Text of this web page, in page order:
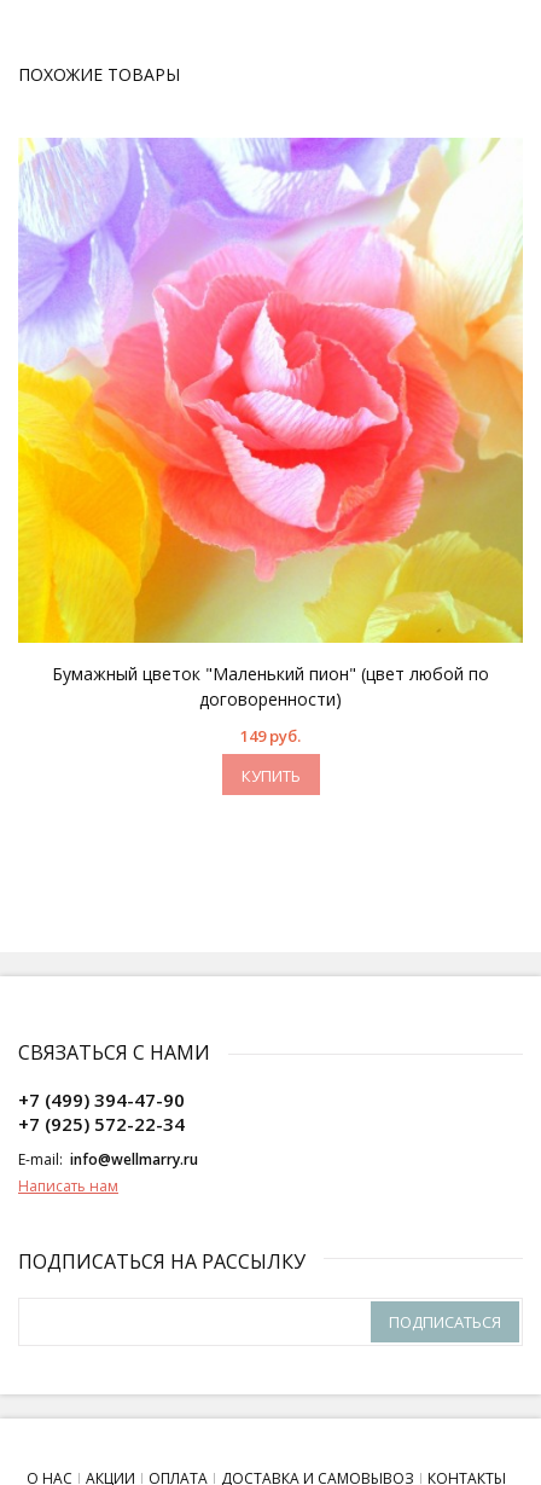
ПОХОЖИЕ ТОВАРЫ
Бумажный цветок "Маленький пион" (цвет любой по
договоренности)
149 руб.
КУПИТЬ
СВЯЗАТЬСЯ С НАМИ
+7 (499) 394-47-90
+7 (925) 572-22-34
E-mail: info@wellmarry.ru
Написать нам
ПОДПИСАТЬСЯ НА РАССЫЛКУ
ПОДПИСАТЬСЯ
О НАС АКЦИИ ОПЛАТА ДОСТАВКА И САМОВЫВОЗ КОНТАКТЫ